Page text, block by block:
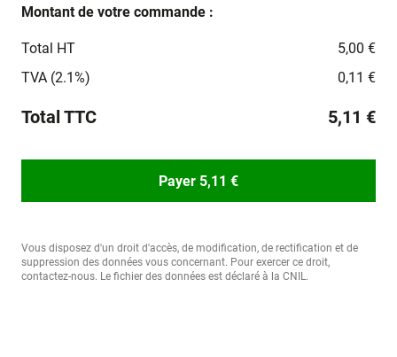
Montant de votre commande :
Total HT
5,00 €
TVA (2.1%)
0,11 €
Total TTC 5,11 €
Payer 5,11 €
Vous disposez d'un droit d'accès, de modification, de rectification et de
suppression des données vous concernant. Pour exercer ce droit,
contactez-nous. Le fichier des données est déclaré à la CNIL.